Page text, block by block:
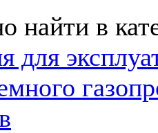
найти в
для